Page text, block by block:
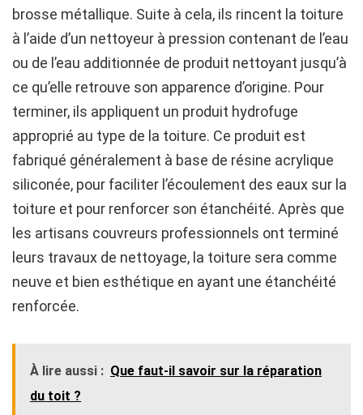
brosse métallique. Suite à cela, ils rincent la toiture
à l’aide d’un nettoyeur à pression contenant de l’eau
ou de l’eau additionnée de produit nettoyant jusqu’à
ce qu’elle retrouve son apparence d’origine. Pour
terminer, ils appliquent un produit hydrofuge
approprié au type de la toiture. Ce produit est
fabriqué généralement à base de résine acrylique
siliconée, pour faciliter l’écoulement des eaux sur la
toiture et pour renforcer son étanchéité. Après que
les artisans couvreurs professionnels ont terminé
leurs travaux de nettoyage, la toiture sera comme
neuve et bien esthétique en ayant une étanchéité
renforcée.
À lire aussi : Que faut-il savoir sur la réparation
du toit ?